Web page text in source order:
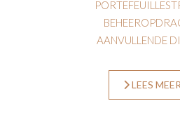
AANVULLENDE
LEES